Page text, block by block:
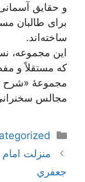
و حقایق
برای طالبان
ساخته‌اند.
این مجموعه،
که مستقلاً و
مجموعۀ «شرح
مجالس
دسته‌ها
ناوبریمنزلت
جعفري